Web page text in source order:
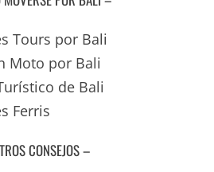
Tours por Bali
Moto por Bali
de Bali
Ferris
CONSEJOS –